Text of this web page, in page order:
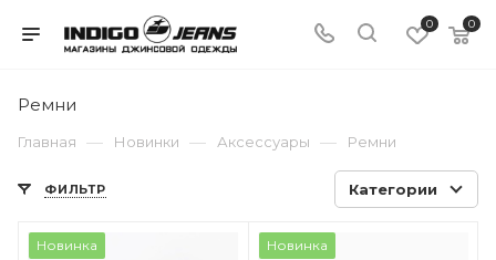
0 0
Ремни
Главная — Новинки — Аксессуары — Ремни
ФИЛЬТР Категории
Новинка Новинка